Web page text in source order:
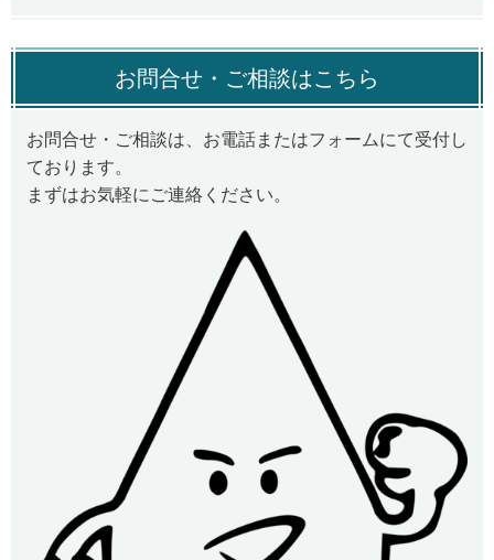
お問合せ・ご相談はこちら
お問合せ・ご相談は、お電話またはフォームにて受付し
ております。
まずはお気軽にご連絡ください。